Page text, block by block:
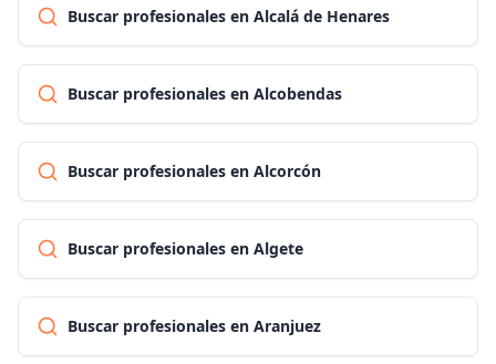
Buscar profesionales en Alcalá de Henares
Buscar profesionales en Alcobendas
Buscar profesionales en Alcorcón
Buscar profesionales en Algete
Buscar profesionales en Aranjuez